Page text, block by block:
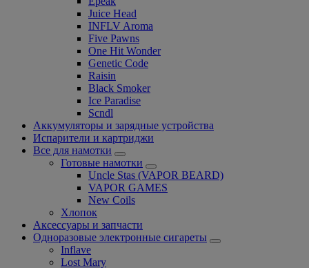
Juice Head
INFLV Aroma
Five Pawns
One Hit Wonder
Genetic Code
Raisin
Black Smoker
Ice Paradise
Scndl
Аккумуляторы и зарядные устройства
Испарители и картриджи
Все для намотки
Готовые намотки
Uncle Stas (VAPOR BEARD)
VAPOR GAMES
New Coils
Хлопок
Аксессуары и запчасти
Одноразовые электронные сигареты
Inflave
Lost Mary